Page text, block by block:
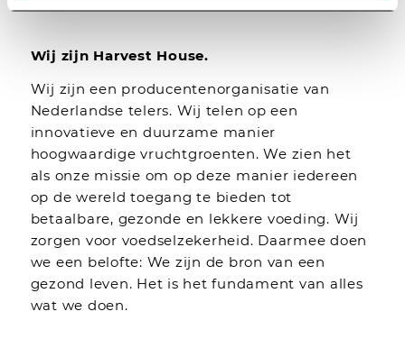
Wij zijn Harvest House.
Wij zijn een producentenorganisatie van
Nederlandse telers. Wij telen op een
innovatieve en duurzame manier
hoogwaardige vruchtgroenten. We zien het
als onze missie om op deze manier iedereen
op de wereld toegang te bieden tot
betaalbare, gezonde en lekkere voeding. Wij
zorgen voor voedselzekerheid. Daarmee doen
we een belofte: We zijn de bron van een
gezond leven. Het is het fundament van alles
wat we doen.